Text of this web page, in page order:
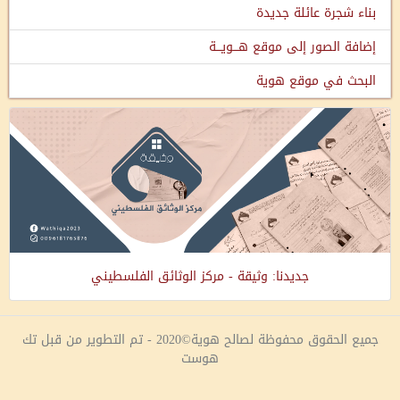
بناء شجرة عائلة جديدة
إضافة الصور إلى موقع هـــويـــة
البحث في موقع هوية
جديدنا: وثيقة - مركز الوثائق الفلسطيني
جميع الحقوق محفوظة لصالح هوية©2020 - تم التطوير من قبل تك
هوست